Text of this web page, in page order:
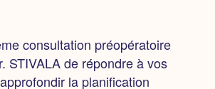
consultation préopératoire
STIVALA de répondre à vos
la planification